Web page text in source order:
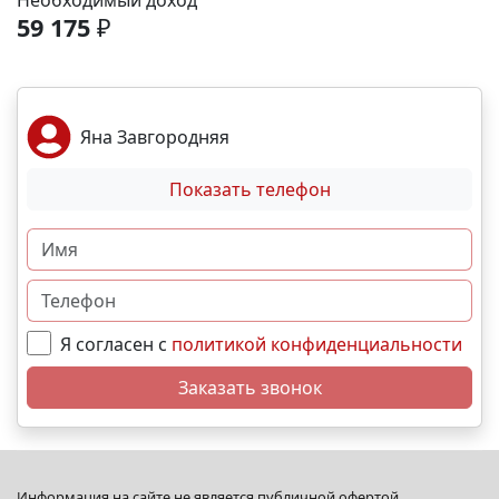
спортивные площадки. Благоустройство -
ландшафтный дизайн с зонами отдыха; -
комплексы для разных возрастов; - места для выгула
собак; - видеонаблюдение и КПП для безопасности.
Преимущества - сбалансированное сочетание цены
и качества; - развитая социальная инфраструктура в
шаговой доступности; - продуманное дворовое
пространство; - гибкая система рассрочек и
ипотечных программ. N5230
59 175 ₽
Яна Завгородняя
Показать телефон
Я согласен с политикой конфиденциальности
Заказать звонок